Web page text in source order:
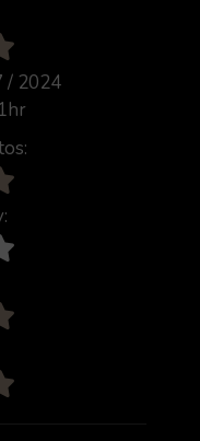
/ 2024
1hr